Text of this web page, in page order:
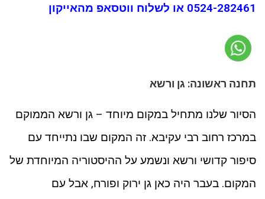
0524-282461 או לשלוח ווטסאפ מהאייקון
תחנה ראשונה: גן ורשא
הסיור שלנו מתחיל במקום מיוחד – גן ורשא הממוקם
במרכז רחוב רבי עקיבא. זה המקום שבו נתייחד עם
סיפור קדושי ורשא ונשמע על ההיסטוריה המיוחדת של
המקום. בעבר היה כאן גן ירוק ופורח, אבל עם